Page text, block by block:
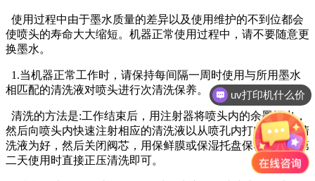
使用过程中由于墨水质量的差异以及使用维护的不到位都会
使喷头的寿命大大缩短。机器正常使用过程中，请不要随意更
换墨水。
1.当机器正常工作时，请保持每间隔一周时使用与所用墨水
相匹配的清洗液对喷头进行次清洗保养。
清洗的方法是:工作结束后，用注射器将喷头内的余墨排出，
然后向喷头内快速注射相应的清洗液以从喷孔内打出瀑布状清
洗液为好，然后关闭阀芯，用保鲜膜或保湿托盘保养喷头，第
二天使用时直接正压清洗即可。
uv打印机什么价